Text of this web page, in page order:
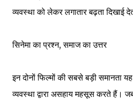
व्यवस्था को लेकर लगातार बढ़ता दिखाई
सिनेमा का प्रश्न, समाज का उत्तर
इन दोनों फिल्मों की सबसे बड़ी समानता
व्यवस्था द्वारा असहाय महसूस करते हैं।